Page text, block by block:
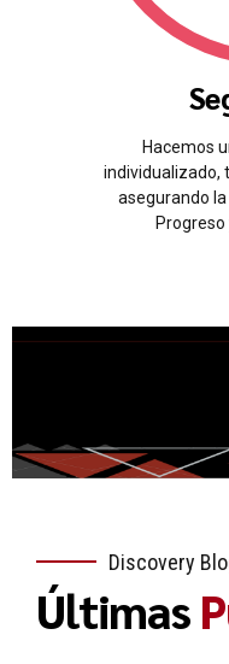
Hacemos
individualizado,
asegurando
Progreso
Discovery
Últimas